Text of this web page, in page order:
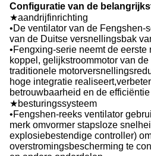
Configuratie van de
★aandrijfinrichting
•De ventilator van de Fengshen-
van de Duitse versnellingsbak
•Fengxing-serie neemt de
koppel, gelijkstroommotor van
traditionele
hoge integratie
betrouwbaarheid en de
★besturingssysteem
•Fengshen-reeks ventilator
merk omvormer stapsloze
explosiebestendige controller)
overstromingsbescherming te